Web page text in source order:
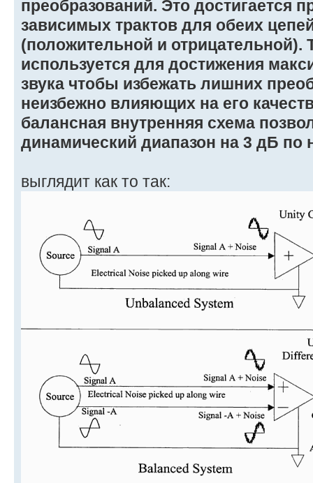
преобразований. Это достигается
зависимых трактов для обеих
(положительной и отрицательной).
используется для достижения
звука чтобы избежать лишних
неизбежно влияющих на его
балансная внутренняя схема
динамический диапазон на 3 дБ по
выглядит как то так: